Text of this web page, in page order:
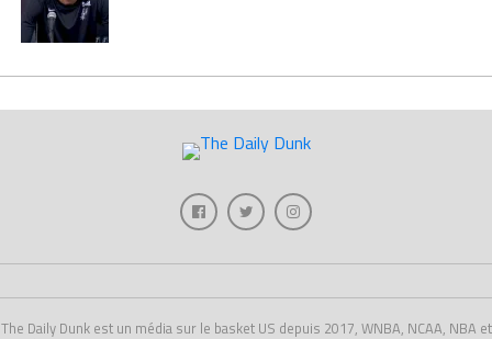
The Daily Dunk est un média sur le basket US depuis 2017, WNBA, NCAA, NBA et